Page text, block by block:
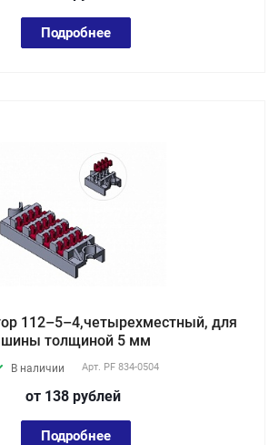
Подробнее
112–5–4,четырехместный, для
шины толщиной 5 мм
В наличии Арт. PF 834-0504
от 138 рублей
Подробнее